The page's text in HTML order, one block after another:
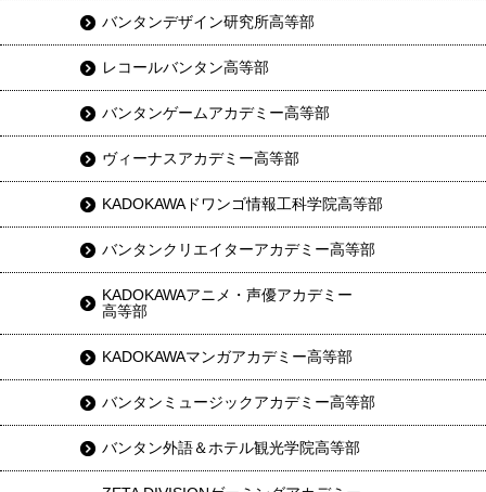
バンタンデザイン研究所高等部
レコールバンタン高等部
バンタンゲームアカデミー高等部
ヴィーナスアカデミー高等部
KADOKAWAドワンゴ情報工科学院高等部
バンタンクリエイターアカデミー高等部
KADOKAWAアニメ・声優アカデミー
高等部
KADOKAWAマンガアカデミー高等部
バンタンミュージックアカデミー高等部
バンタン外語＆ホテル観光学院高等部